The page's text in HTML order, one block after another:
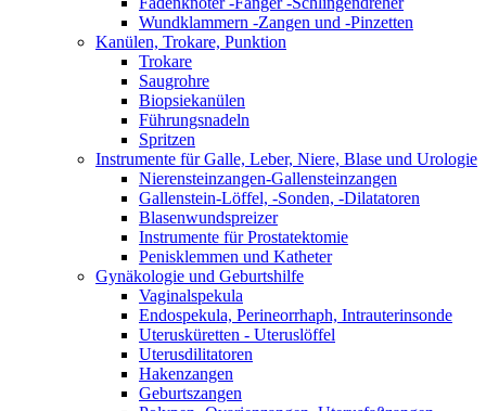
Wundklammern -Zangen und -Pinzetten
Kanülen, Trokare, Punktion
Trokare
Saugrohre
Biopsiekanülen
Führungsnadeln
Spritzen
Instrumente für Galle, Leber, Niere, Blase und Urologie
Nierensteinzangen-Gallensteinzangen
Gallenstein-Löffel, -Sonden, -Dilatatoren
Blasenwundspreizer
Instrumente für Prostatektomie
Penisklemmen und Katheter
Gynäkologie und Geburtshilfe
Vaginalspekula
Endospekula, Perineorrhaph, Intrauterinsonde
Uterusküretten - Uteruslöffel
Uterusdilitatoren
Hakenzangen
Geburtszangen